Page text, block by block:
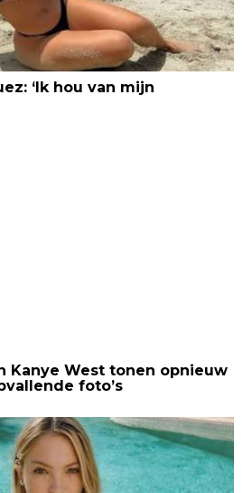
‘Ik hou van mijn
Kanye West tonen opnieuw
foto’s